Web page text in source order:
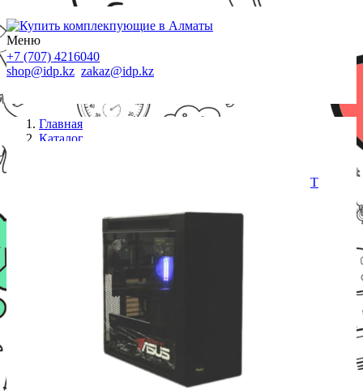
Меню
+7 (707) 4216040
shop@idp.kz zakaz@idp.kz
Главная
Каталог
4,3GHz/32GB/2048GB/RTX 4080S 16GB/PROART